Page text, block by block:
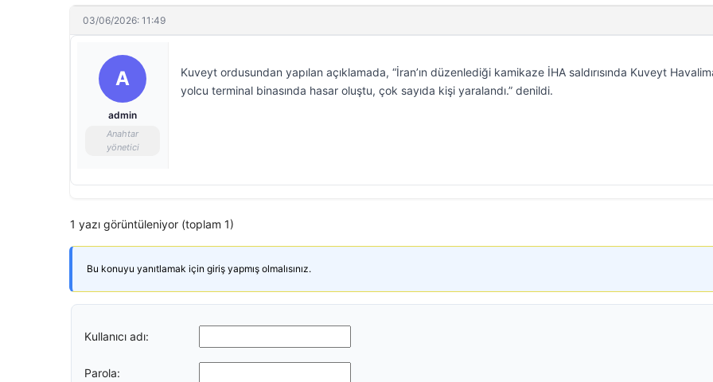
03/06/2026: 11:49
A
admin
Anahtar
yönetici
Kuveyt ordusundan yapılan açıklamada, “İran’ın düzenlediği kamikaze İHA saldırısında Kuveyt
yolcu terminal binasında hasar oluştu, çok sayıda kişi yaralandı.” denildi.
1 yazı görüntüleniyor (toplam 1)
Bu konuyu yanıtlamak için giriş yapmış olmalısınız.
Kullanıcı adı:
Parola: